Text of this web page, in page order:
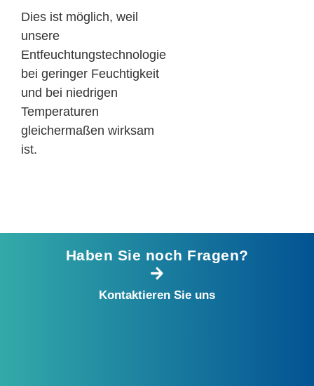
Dies ist möglich, weil
unsere
Entfeuchtungstechnologie
bei geringer Feuchtigkeit
und bei niedrigen
Temperaturen
gleichermaßen wirksam
ist.
Haben Sie noch Fragen?
Kontaktieren Sie uns